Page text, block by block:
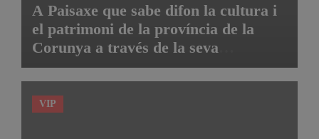
A Paisaxe que sabe difon la cultura i
el patrimoni de la província de la
Corunya a través de la seva
gastronomia
VIP